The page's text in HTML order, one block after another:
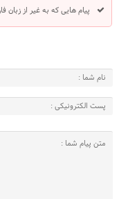
پیام هایی که به غیر از